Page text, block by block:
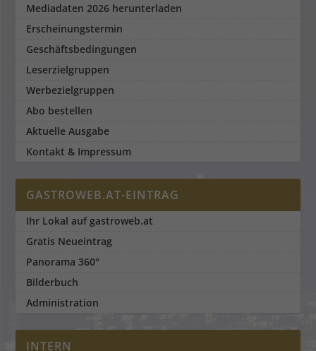
Mediadaten 2026 herunterladen
Erscheinungstermin
Geschäftsbedingungen
Leserzielgruppen
Werbezielgruppen
Abo bestellen
Aktuelle Ausgabe
Kontakt & Impressum
GASTROWEB.AT-EINTRAG
Ihr Lokal auf gastroweb.at
Gratis Neueintrag
Panorama 360°
Bilderbuch
Administration
INTERN